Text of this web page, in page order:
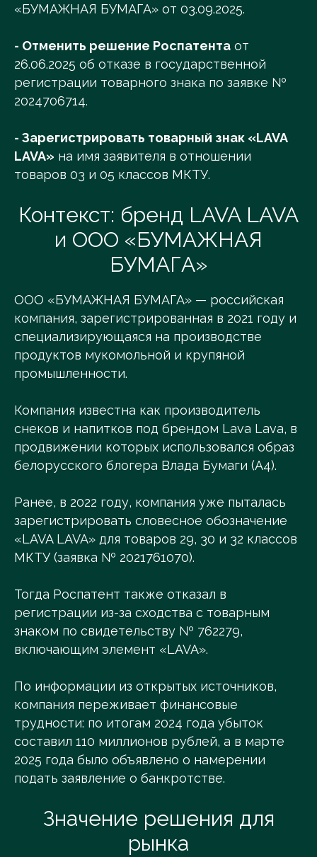
«БУМАЖНАЯ БУМАГА» от 03.09.2025.
- Отменить решение Роспатента от
26.06.2025 об отказе в государственной
регистрации товарного знака по заявке №
2024706714.
- Зарегистрировать товарный знак «LAVA
LAVA» на имя заявителя в отношении
товаров 03 и 05 классов МКТУ.
Контекст: бренд LAVA LAVA
и ООО «БУМАЖНАЯ
БУМАГА»
ООО «БУМАЖНАЯ БУМАГА» — российская
компания, зарегистрированная в 2021 году и
специализирующаяся на производстве
продуктов мукомольной и крупяной
промышленности.
Компания известна как производитель
снеков и напитков под брендом Lava Lava, в
продвижении которых использовался образ
белорусского блогера Влада Бумаги (A4).
Ранее, в 2022 году, компания уже пыталась
зарегистрировать словесное обозначение
«LAVA LAVA» для товаров 29, 30 и 32 классов
МКТУ (заявка № 2021761070).
Тогда Роспатент также отказал в
регистрации из-за сходства с товарным
знаком по свидетельству № 762279,
включающим элемент «LAVA».
По информации из открытых источников,
компания переживает финансовые
трудности: по итогам 2024 года убыток
составил 110 миллионов рублей, а в марте
2025 года было объявлено о намерении
подать заявление о банкротстве.
Значение решения для
рынка